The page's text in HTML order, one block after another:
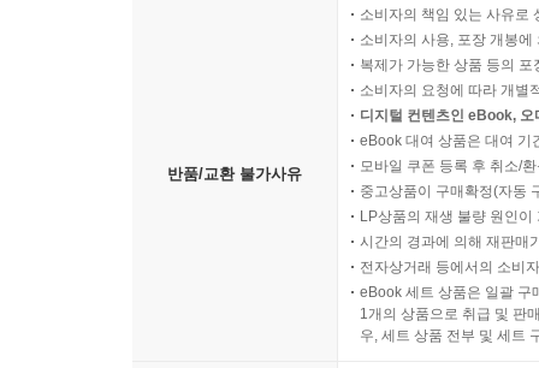
반품/교환 불가사유
소비자의 책임 있는 사유로
소비자의 사용, 포장 개봉
복제가 가능한 상품 등의
소비자의 요청에 따라 개별
디지털 컨텐츠인 eBook,
eBook 대여 상품은 대여 기
모바일 쿠폰 등록 후 취소/
중고상품이 구매확정(자동
LP상품의 재생 불량 원인
시간의 경과에 의해 재판매
전자상거래 등에서의 소비
eBook 세트 상품은 일괄 구
1개의 상품으로 취급 및 판
우, 세트 상품 전부 및 세트